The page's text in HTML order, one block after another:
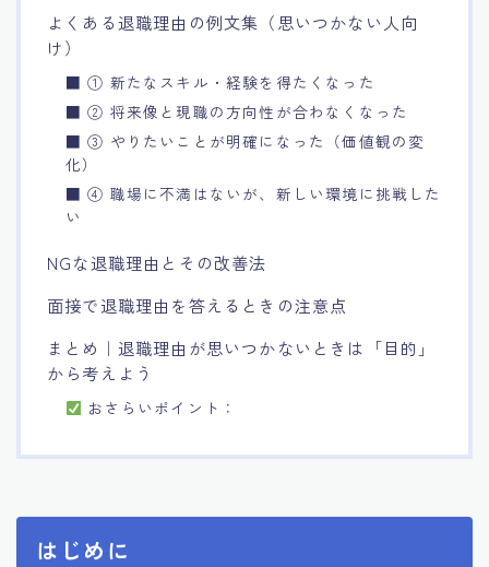
よくある退職理由の例文集（思いつかない人向
け）
■ ① 新たなスキル・経験を得たくなった
■ ② 将来像と現職の方向性が合わなくなった
■ ③ やりたいことが明確になった（価値観の変
化）
■ ④ 職場に不満はないが、新しい環境に挑戦した
い
NGな退職理由とその改善法
面接で退職理由を答えるときの注意点
まとめ｜退職理由が思いつかないときは「目的」
から考えよう
おさらいポイント：
はじめに